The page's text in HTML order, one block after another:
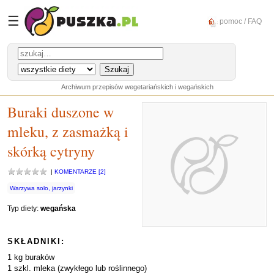
☰ pomoc / FAQ
Archiwum przepisów wegetariańskich i wegańskich
Buraki duszone w
mleku, z zasmażką i
skórką cytryny
| KOMENTARZE [2]
Warzywa solo, jarzynki
Typ diety: wegańska
SKŁADNIKI:
1 kg buraków
1 szkl. mleka (zwykłego lub roślinnego)